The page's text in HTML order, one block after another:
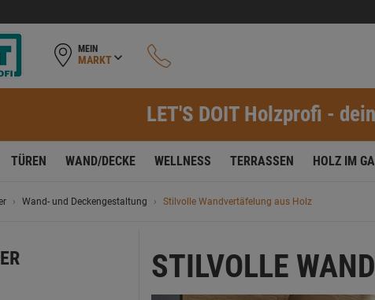
MEIN
MARKT
LET'S DOIT Holzprofi -
TÜREN WAND/DECKE WELLNESS TERRASSEN HOLZ IM
Wand- und Deckengestaltung Stilvolle Wandvertäfelung aus Holz
STILVOLLE